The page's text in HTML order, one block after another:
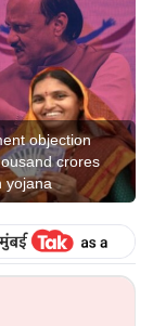
objection
crores
yojana